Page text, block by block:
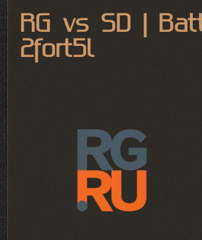
RG vs SD |
2fort5l